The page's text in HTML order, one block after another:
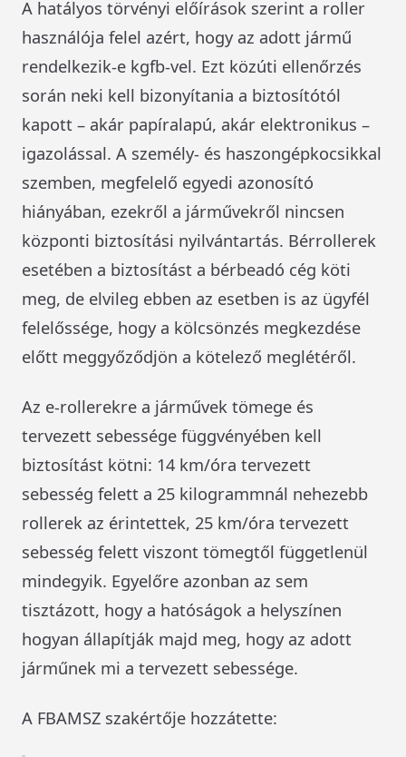
A hatályos törvényi előírások szerint a roller
használója felel azért, hogy az adott jármű
rendelkezik-e kgfb-vel. Ezt közúti ellenőrzés
során neki kell bizonyítania a biztosítótól
kapott – akár papíralapú, akár elektronikus –
igazolással. A személy- és haszongépkocsikkal
szemben, megfelelő egyedi azonosító
hiányában, ezekről a járművekről nincsen
központi biztosítási nyilvántartás. Bérrollerek
esetében a biztosítást a bérbeadó cég köti
meg, de elvileg ebben az esetben is az ügyfél
felelőssége, hogy a kölcsönzés megkezdése
előtt meggyőződjön a kötelező meglétéről.
Az e-rollerekre a járművek tömege és
tervezett sebessége függvényében kell
biztosítást kötni: 14 km/óra tervezett
sebesség felett a 25 kilogrammnál nehezebb
rollerek az érintettek, 25 km/óra tervezett
sebesség felett viszont tömegtől függetlenül
mindegyik. Egyelőre azonban az sem
tisztázott, hogy a hatóságok a helyszínen
hogyan állapítják majd meg, hogy az adott
járműnek mi a tervezett sebessége.
A FBAMSZ szakértője hozzátette: